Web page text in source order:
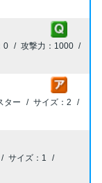
0
1000
ター
2
1